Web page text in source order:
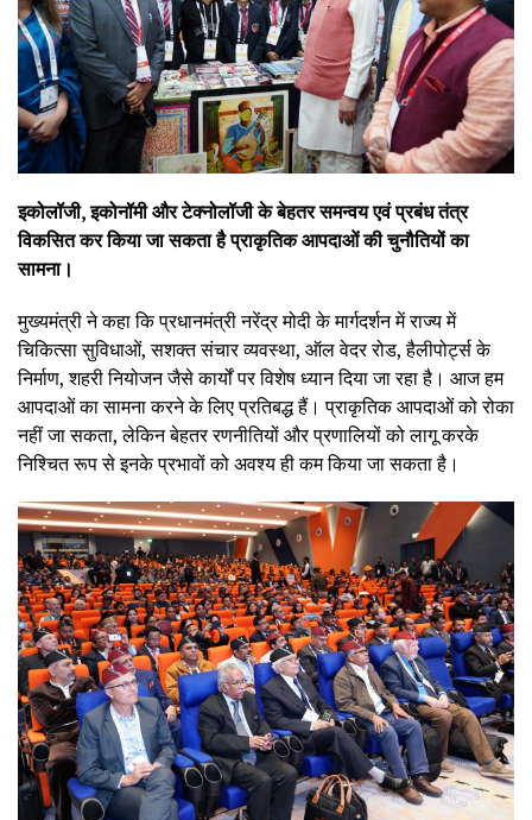
इकोलॉजी, इकोनॉमी और टेक्नोलॉजी के बेहतर समन्वय एवं प्रबंध तंत्र
विकसित कर किया जा सकता है प्राकृतिक आपदाओं की चुनौतियों का
सामना।
मुख्यमंत्री ने कहा कि प्रधानमंत्री नरेंद्र मोदी के मार्गदर्शन में राज्य में
चिकित्सा सुविधाओं, सशक्त संचार व्यवस्था, ऑल वेदर रोड, हैलीपोर्ट्स के
निर्माण, शहरी नियोजन जैसे कार्यों पर विशेष ध्यान दिया जा रहा है। आज हम
आपदाओं का सामना करने के लिए प्रतिबद्ध हैं। प्राकृतिक आपदाओं को रोका
नहीं जा सकता, लेकिन बेहतर रणनीतियों और प्रणालियों को लागू करके
निश्चित रूप से इनके प्रभावों को अवश्य ही कम किया जा सकता है।